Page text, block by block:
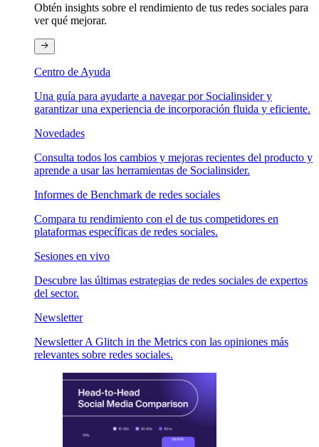
Obtén insights sobre el rendimiento de tus redes sociales para
ver qué mejorar.
Centro de Ayuda
Una guía para ayudarte a navegar por Socialinsider y
garantizar una experiencia de incorporación fluida y eficiente.
Novedades
Consulta todos los cambios y mejoras recientes del producto y
aprende a usar las herramientas de Socialinsider.
Informes de Benchmark de redes sociales
Compara tu rendimiento con el de tus competidores en
plataformas específicas de redes sociales.
Sesiones en vivo
Descubre las últimas estrategias de redes sociales de expertos
del sector.
Newsletter
Newsletter A Glitch in the Metrics con las opiniones más
relevantes sobre redes sociales.